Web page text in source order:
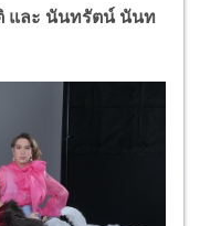
และ นันทรัตน์ นันท